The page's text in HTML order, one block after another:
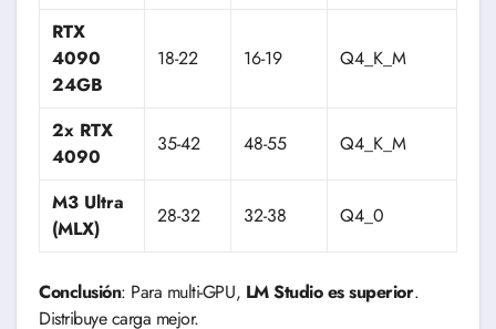
RTX
4090
24GB
18-22 16-19 Q4_K_M
2x RTX
4090
35-42 48-55 Q4_K_M
M3 Ultra
(MLX)
28-32 32-38 Q4_0
Conclusión: Para multi-GPU, LM Studio es superior.
Distribuye carga mejor.